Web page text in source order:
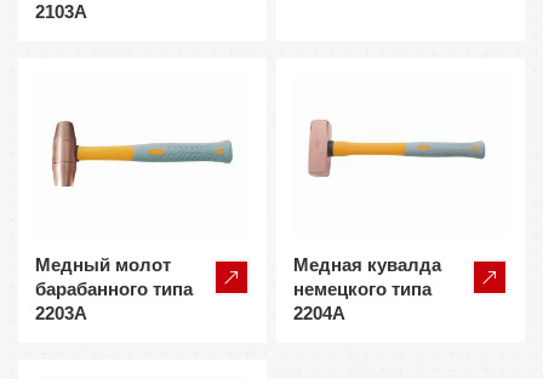
2103A
Медный молот
барабанного типа
2203A
Медная кувалда
немецкого типа
2204A